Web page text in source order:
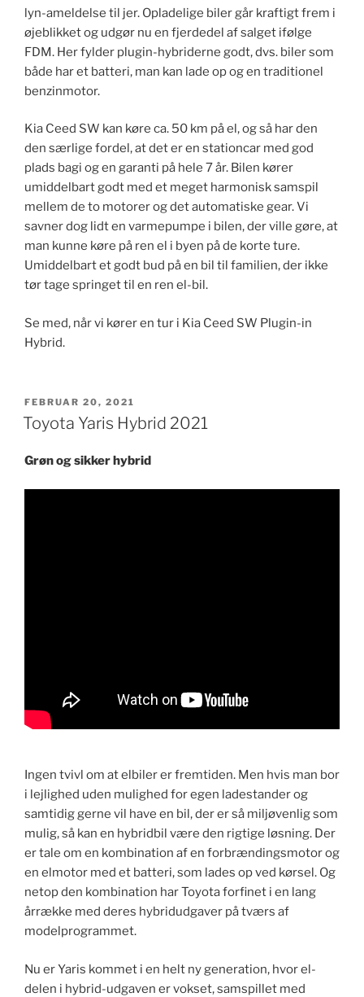
lyn-ameldelse til jer. Opladelige biler går kraftigt frem i
øjeblikket og udgør nu en fjerdedel af salget ifølge
FDM. Her fylder plugin-hybriderne godt, dvs. biler som
både har et batteri, man kan lade op og en traditionel
benzinmotor.
Kia Ceed SW kan køre ca. 50 km på el, og så har den
den særlige fordel, at det er en stationcar med god
plads bagi og en garanti på hele 7 år. Bilen kører
umiddelbart godt med et meget harmonisk samspil
mellem de to motorer og det automatiske gear. Vi
savner dog lidt en varmepumpe i bilen, der ville gøre, at
man kunne køre på ren el i byen på de korte ture.
Umiddelbart et godt bud på en bil til familien, der ikke
tør tage springet til en ren el-bil.
Se med, når vi kører en tur i Kia Ceed SW Plugin-in
Hybrid.
UDGIVET
DEN
FEBRUAR 20, 2021
Toyota Yaris Hybrid 2021
Grøn og sikker hybrid
Ingen tvivl om at elbiler er fremtiden. Men hvis man bor
i lejlighed uden mulighed for egen ladestander og
samtidig gerne vil have en bil, der er så miljøvenlig som
mulig, så kan en hybridbil være den rigtige løsning. Der
er tale om en kombination af en forbrændingsmotor og
en elmotor med et batteri, som lades op ved kørsel. Og
netop den kombination har Toyota forfinet i en lang
årrække med deres hybridudgaver på tværs af
modelprogrammet.
Nu er Yaris kommet i en helt ny generation, hvor el-
delen i hybrid-udgaven er vokset, samspillet med